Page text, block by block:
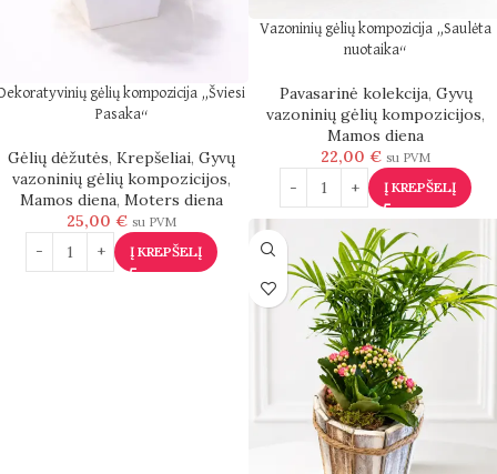
gėlių kompozicija „Šviesi
Pasaka“
Gėlių dėžutės, Krepšeliai, Gyvų
vazoninių gėlių kompozicijos,
Mamos diena, Moters diena
25,00 € su PVM
Į KREPŠELĮ
Vazoninių gėlių kompozicija „Saulėta
nuotaika“
Pavasarinė kolekcija, Gyvų
vazoninių gėlių kompozicijos,
Mamos diena
22,00 € su PVM
Į KREPŠELĮ